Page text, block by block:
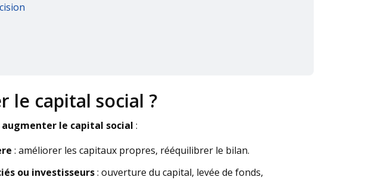
le capital social ?
augmenter le capital social :
: améliorer les capitaux propres, rééquilibrer le bilan.
ou investisseurs: ouverture du capital, levée de fonds,